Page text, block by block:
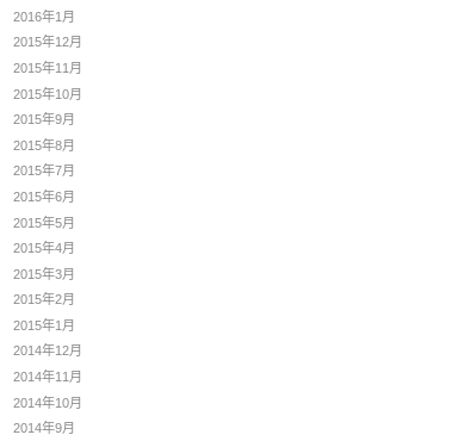
2016年1月
2015年12月
2015年11月
2015年10月
2015年9月
2015年8月
2015年7月
2015年6月
2015年5月
2015年4月
2015年3月
2015年2月
2015年1月
2014年12月
2014年11月
2014年10月
2014年9月